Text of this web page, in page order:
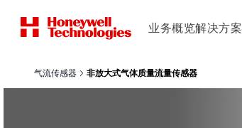
业务概览解决方案
气流传感器 非放大式气体质量流量传感器